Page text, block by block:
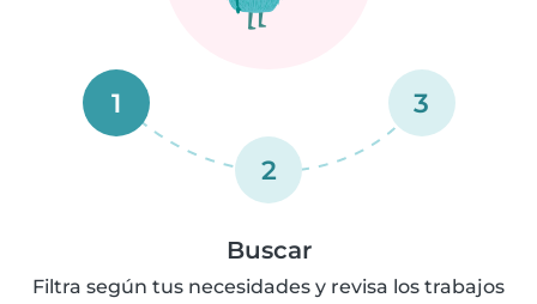
1
2
3
Buscar
Filtra según tus necesidades y revisa los trabajos